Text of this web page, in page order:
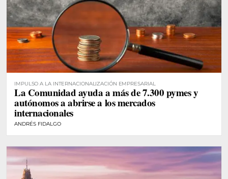
IMPULSO A LA INTERNACIONALIZACIÓN EMPRESARIAL
La Comunidad ayuda a más de 7.300 pymes y
autónomos a abrirse a los mercados
internacionales
ANDRÉS FIDALGO